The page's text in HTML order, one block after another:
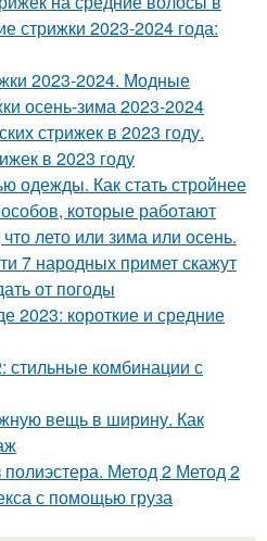
стрижки 2023-2024 года:
2023-2024. Модные
осень-зима 2023-2024
стрижек в 2023 году.
в 2023 году
одежды. Как стать стройнее
которые работают
лето или зима или осень.
7 народных примет скажут
от погоды
2023: короткие и средние
стильные комбинации с
вещь в ширину. Как
полиэстера. Метод 2 Метод 2
с помощью груза